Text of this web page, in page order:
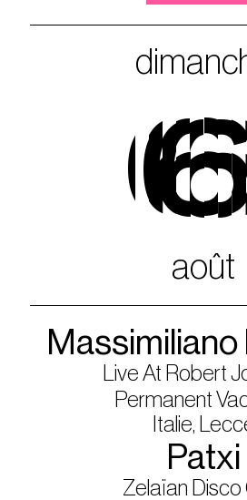
août
Massimiliano
Live At Robert
Permanent
Italie,
Patxi
Zelaïan Disco